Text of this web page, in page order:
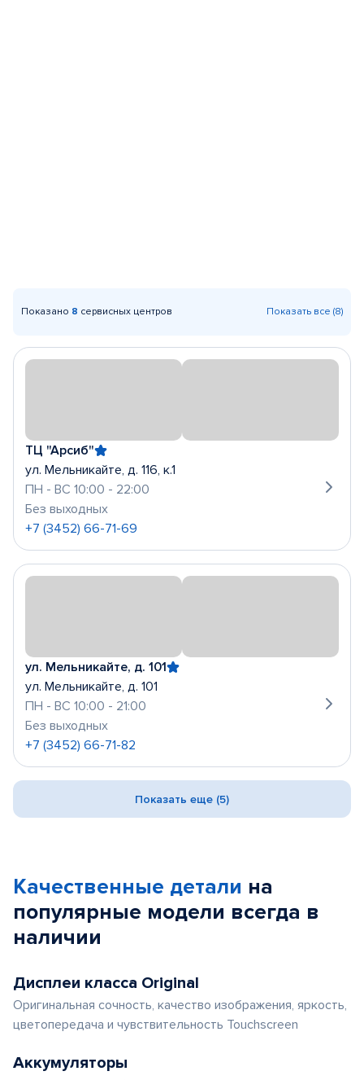
Показано 8 сервисных центров Показать все (8)
ТЦ "Арсиб"
ул. Мельникайте, д. 116, к.1
ПН - ВС 10:00 - 22:00
Без выходных
+7 (3452) 66-71-69
ул. Мельникайте, д. 101
ул. Мельникайте, д. 101
ПН - ВС 10:00 - 21:00
Без выходных
+7 (3452) 66-71-82
Показать еще (5)
Качественные детали на
популярные модели всегда в
наличии
Дисплеи класса Original
Оригинальная сочность, качество изображения, яркость,
цветопередача и чувствительность Touchscreen
Аккумуляторы